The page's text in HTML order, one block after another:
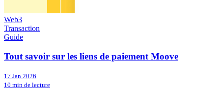
Web3
Transaction
Guide
Tout savoir sur les liens de paiement Moove
17 Jan 2026
10 min de lecture